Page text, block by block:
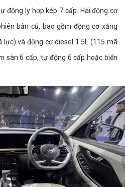
động ly hợp kép 7 cấp. Hai động cơ
bản cũ, bao gồm động cơ xăng
và động cơ diesel 1.5L (115 mã
sàn 6 cấp, tự động 6 cấp hoặc biến